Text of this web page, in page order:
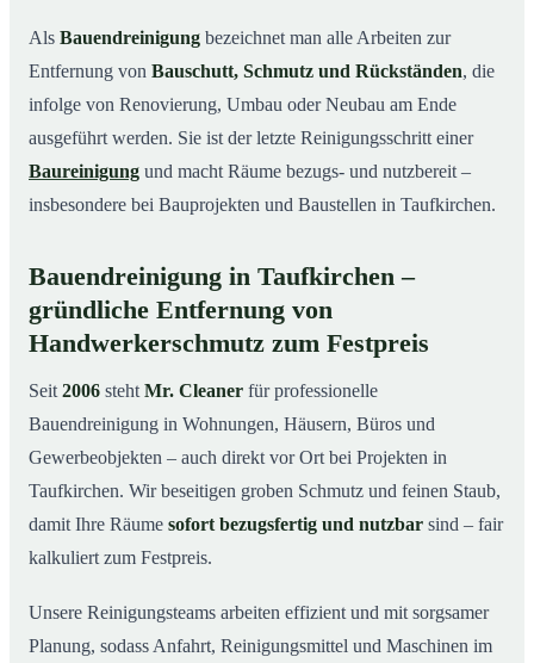
Typische Anlässe für eine Bauendreinigung in
Taufkirchen
06Preise & Kostenfaktoren
07Ihre Vorteile mit Mr. Cleaner
& Umgebung
09Fazit
10So läuft eine professionelle Bauendreinigung in
Als Bauendreinigung bezeichnet man alle Arbeiten zur
Entfernung von Bauschutt, Schmutz und Rückständen, die
infolge von Renovierung, Umbau oder Neubau am Ende
ausgeführt werden. Sie ist der letzte Reinigungsschritt einer
Baureinigung und macht Räume bezugs- und nutzbereit –
insbesondere bei Bauprojekten und Baustellen in Taufkirchen.
Bauendreinigung in Taufkirchen –
gründliche Entfernung von
Handwerkerschmutz zum Festpreis
Seit 2006 steht Mr. Cleaner für professionelle
Bauendreinigung in Wohnungen, Häusern, Büros und
Gewerbeobjekten – auch direkt vor Ort bei Projekten in
Taufkirchen. Wir beseitigen groben Schmutz und feinen Staub,
damit Ihre Räume sofort bezugsfertig und nutzbar sind – fair
kalkuliert zum Festpreis.
Unsere Reinigungsteams arbeiten effizient und mit sorgsamer
Planung, sodass Anfahrt, Reinigungsmittel und Maschinen im